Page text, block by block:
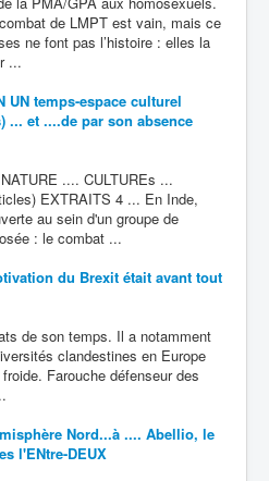
combat de LMPT est vain, mais ce
ne font pas l’histoire : elles la
...
UN temps-espace culturel
... et ....de par son absence
.... CULTUREs ...
EXTRAITS 4 ... En Inde,
au sein d'un groupe de
: le combat ...
du Brexit était avant tout
s de son temps. Il a notamment
clandestines en Europe
Farouche défenseur des
Nord...à .... Abellio, le
l'ENtre-DEUX